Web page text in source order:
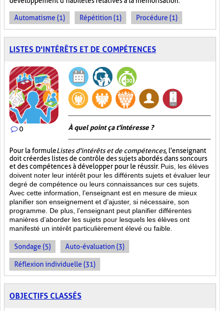
Automatisme (1) Répétition (1) Procédure (1)
LISTES D'INTÉRÊTS ET DE COMPÉTENCES
0 À quel point ça t'intéresse ?
Pour la formuleListes d'intérêts et de compétences, l'enseignant
doit créer des listes de contrôle des sujets abordés dans son cours
et des compétences à développer pour le réussir. Puis, les élèves
doivent noter leur intérêt pour les différents sujets et évaluer leur
degré de compétence ou leurs connaissances sur ces sujets.
Avec cette information, l’enseignant est en mesure de mieux
planifier son enseignement et d’ajuster, si nécessaire, son
programme. De plus, l’enseignant peut planifier différentes
manières d’aborder les sujets pour lesquels les élèves ont
manifesté un intérêt particulièrement élevé ou faible.
Sondage (5) Auto-évaluation (3)
Réflexion individuelle (31)
OBJECTIFS CLASSÉS